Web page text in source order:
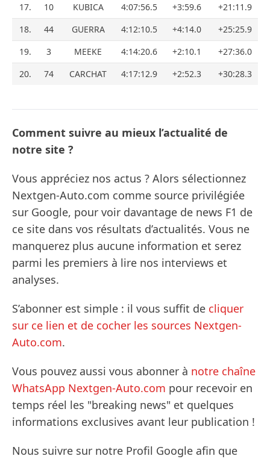
17.
10 KUBICA 4:07:56.5 +3:59.6
+21:11.9
18.
44 GUERRA 4:12:10.5 +4:14.0
+25:25.9
19.
3 MEEKE 4:14:20.6 +2:10.1
+27:36.0
20.
74 CARCHAT 4:17:12.9 +2:52.3 +30:28.3
Comment suivre au mieux l’actualité de
notre site ?
Vous appréciez nos actus ? Alors sélectionnez
Nextgen-Auto.com comme source privilégiée
sur Google, pour voir davantage de news F1 de
ce site dans vos résultats d’actualités. Vous ne
manquerez plus aucune information et serez
parmi les premiers à lire nos interviews et
analyses.
S’abonner est simple : il vous suffit de cliquer
sur ce lien et de cocher les sources Nextgen-
Auto.com.
Vous pouvez aussi vous abonner à notre chaîne
WhatsApp Nextgen-Auto.com pour recevoir en
temps réel les "breaking news" et quelques
informations exclusives avant leur publication !
Nous suivre sur notre Profil Google afin que